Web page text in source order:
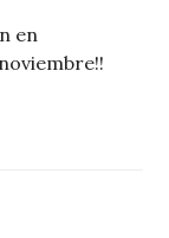
en